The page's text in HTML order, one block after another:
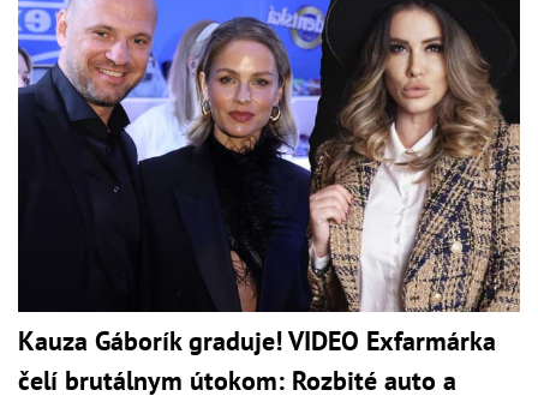
Kauza Gáborík graduje! VIDEO Exfarmárka
čelí brutálnym útokom: Rozbité auto a